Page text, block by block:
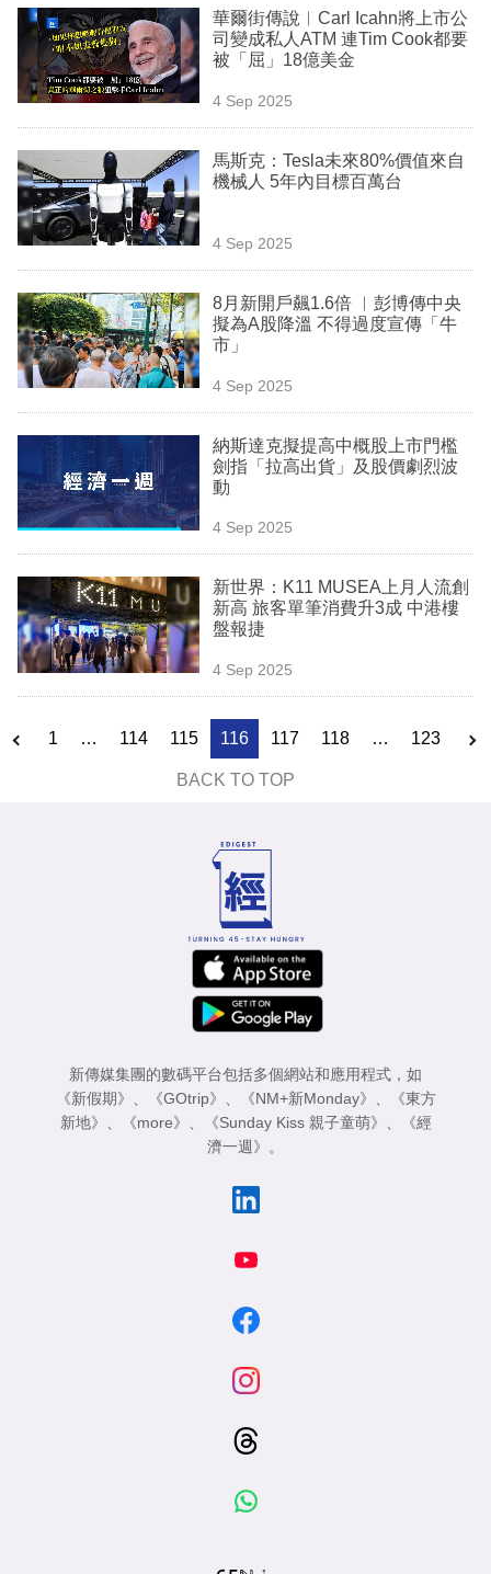
欄
訂
閱
區
華爾街傳說︳Carl Icahn將上市公
司變成私人ATM 連Tim Cook都要
被「屈」18億美金
4 Sep 2025
馬斯克：Tesla未來80%價值來自
機械人 5年內目標百萬台
4 Sep 2025
8月新開戶飆1.6倍 ︳彭博傳中央
擬為A股降溫 不得過度宣傳「牛
市」
4 Sep 2025
納斯達克擬提高中概股上市門檻
劍指「拉高出貨」及股價劇烈波
動
4 Sep 2025
新世界：K11 MUSEA上月人流創
新高 旅客單筆消費升3成 中港樓
盤報捷
4 Sep 2025
1 … 114 115 116 117 118 … 123
BACK TO TOP
新傳媒集團的數碼平台包括多個網站和應用程式，如
《新假期》 、 《GOtrip》 、 《NM+新Monday》 、
《東方
新地》 、 《more》 、 《Sunday Kiss 親子童萌》 、
《經
濟一週》 。